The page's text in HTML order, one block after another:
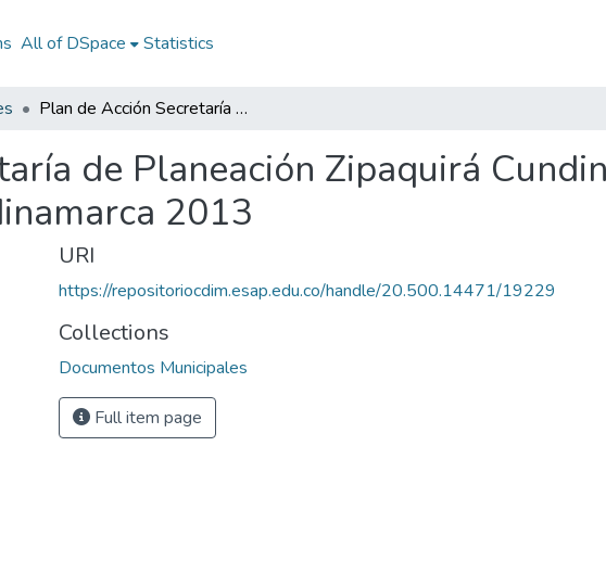
All of DSpace Statistics
Plan de Acción Secretaría de Planeación Zipaquirá Cundinamarca 2013: PASP Zipaquirá Cundinamarca 2013
de Planeación Zipaquirá
2013
URI
https://repositoriocdim.esap.edu.co/handle/20.500.14471/19229
Collections
Documentos Municipales
Full item page